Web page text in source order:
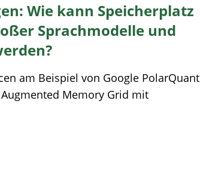
Wie kann Speicherplatz
Sprachmodelle und
am Beispiel von Google PolarQuant
Augmented Memory Grid mit